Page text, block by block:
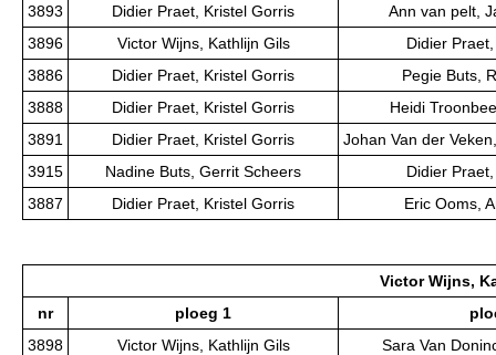
3893
Didier Praet, Kristel Gorris
Ann van pelt,
3896
Victor Wijns, Kathlijn Gils
Didier
3886
Didier Praet, Kristel Gorris
Pegie Buts,
3888
Didier Praet, Kristel Gorris
Heidi
3891
Didier Praet, Kristel Gorris
Johan Van der
3915
Nadine Buts, Gerrit Scheers
Didier
3887
Didier Praet, Kristel Gorris Eric Ooms,
Victor Wijns,
nr
ploeg 1
3898
Victor Wijns, Kathlijn Gils
Sara Van